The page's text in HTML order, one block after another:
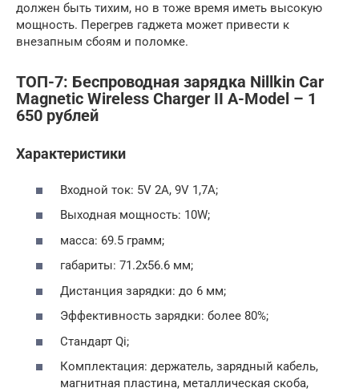
должен быть тихим, но в тоже время иметь высокую
мощность. Перегрев гаджета может привести к
внезапным сбоям и поломке.
ТОП-7: Беспроводная зарядка Nillkin Car
Magnetic Wireless Charger II A-Model – 1
650 рублей
Характеристики
Входной ток: 5V 2A, 9V 1,7A;
Выходная мощность: 10W;
масса: 69.5 грамм;
габариты: 71.2х56.6 мм;
Дистанция зарядки: до 6 мм;
Эффективность зарядки: более 80%;
Стандарт Qi;
Комплектация: держатель, зарядный кабель,
магнитная пластина, металлическая скоба,